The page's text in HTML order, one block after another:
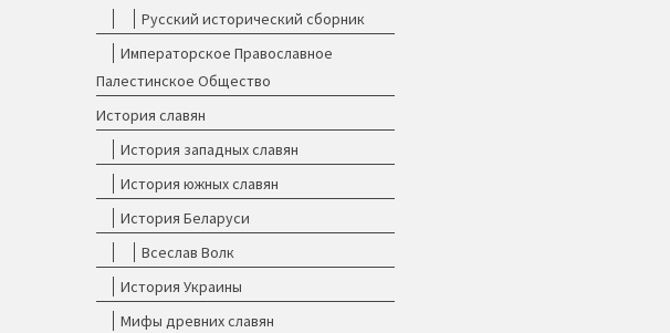
Русский исторический сборник
Императорское Православное
Палестинское Общество
История славян
История западных славян
История южных славян
История Беларуси
Всеслав Волк
История Украины
Мифы древних славян